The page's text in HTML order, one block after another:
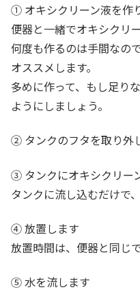
① オキシクリーン液を作
便器と一緒でオキシクリ
何度も作るのは手間なの
オススメします。
多めに作って、もし足り
ようにしましょう。
② タンクのフタを取り外
③ タンクにオキシクリー
タンクに流し込むだけで
④ 放置します
放置時間は、便器と同じ
⑤ 水を流します